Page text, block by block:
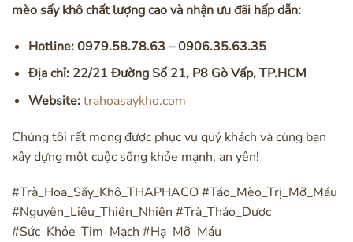
mèo sấy khô chất lượng cao và nhận ưu đãi hấp dẫn:
Hotline:0979.58.78.63 – 0906.35.63.35
Địa chỉ: 22/21 Đường Số 21, P8 Gò Vấp, TP.HCM
Website:trahoasaykho.com
Chúng tôi rất mong được phục vụ quý khách và cùng bạn
xây dựng một cuộc sống khỏe mạnh, an yên!
#Trà_Hoa_Sấy_Khô_THAPHACO #Táo_Mèo_Trị_Mỡ_Máu
#Nguyên_Liệu_Thiên_Nhiên #Trà_Thảo_Dược
#Sức_Khỏe_Tim_Mạch #Hạ_Mỡ_Máu